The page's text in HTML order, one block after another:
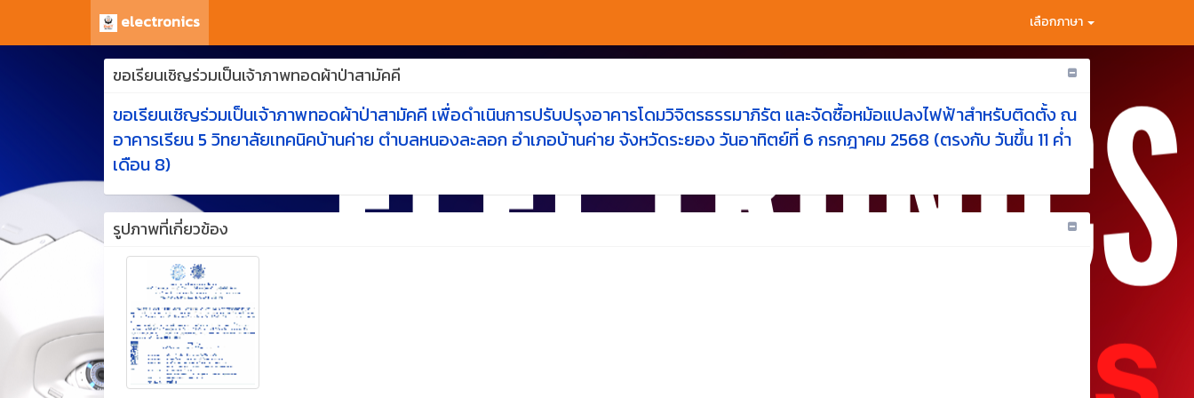
electronics เลือกภาษา
ขอเรียนเชิญร่วมเป็นเจ้าภาพทอดผ้าป่าสามัคคี
ขอเรียนเชิญร่วมเป็นเจ้าภาพทอดผ้าป่าสามัคคี เพื่อดำเนินการปรับปรุงอาคารโดมวิจิตรธรรมาภิรัต และจัดซื้อหม้อแปลงไฟฟ้าสำหรับติดตั้ง ณ
อาคารเรียน 5 วิทยาลัยเทคนิคบ้านค่าย ตำบลหนองละลอก อำเภอบ้านค่าย จังหวัดระยอง วันอาทิตย์ที่ 6 กรกฎาคม 2568 (ตรงกับ วันขึ้น 11 ค่ำ
เดือน 8)
รูปภาพที่เกี่ยวข้อง